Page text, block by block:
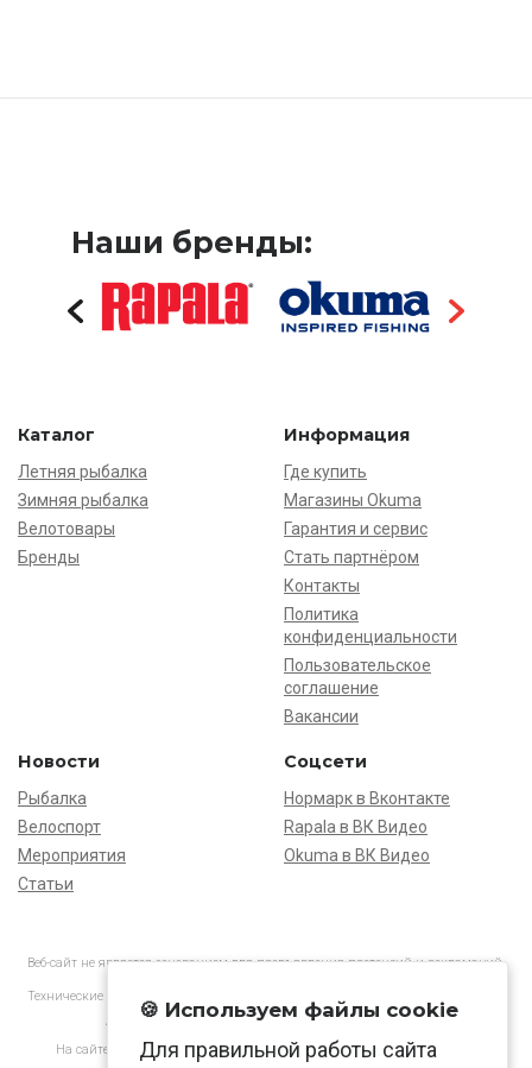
Наши бренды:
Каталог
Летняя рыбалка
Зимняя рыбалка
Велотовары
Бренды
Информация
Где купить
Магазины Okuma
Гарантия и сервис
Стать партнёром
Контакты
Политика
конфиденциальности
Пользовательское
соглашение
Вакансии
Новости
Рыбалка
Велоспорт
Мероприятия
Статьи
Соцсети
Нормарк в Вконтакте
Rapala в ВК Видео
Okuma в ВК Видео
Веб-сайт не является основанием для предъявления претензий и рекламаций,
Технические характеристики товаров могут отличаться от указанных на сайте.
АО «Нормарк» ИНН 7728172512 ОГРН 1037739603505
На сайте применяютсярекомендательные технологиив соответствии
🍪 Используем файлы cookie
Для правильной работы сайта